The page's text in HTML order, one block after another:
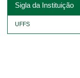
Sigla da Instituição
UFFS